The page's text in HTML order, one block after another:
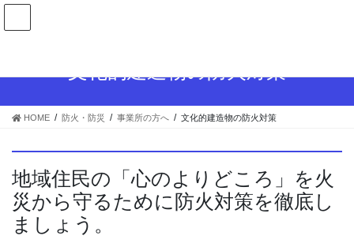
コ
ス
ナ
ン
文化的建造物の防火対策
HOME 防火・防災 事業所の方へ 文化的建造物の防火対策
地域住民の「心のよりどころ」を火
災から守るために防火対策を徹底し
ましょう。